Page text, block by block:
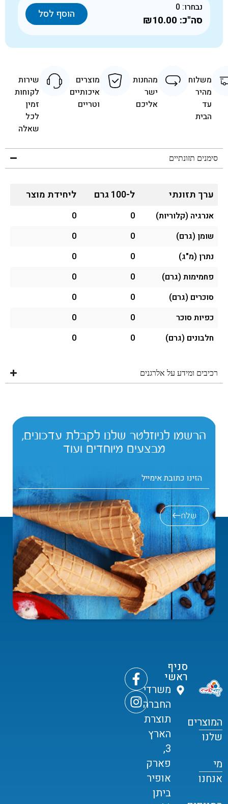
נבחרו: 0
סה"כ: ₪10.00 הוסף לסל
משלוח
מהיר
עד
הבית
מהחנות
ישר
אליכם
מוצרים
איכותיים
וטריים
שירות
לקוחות
זמין
לכל
שאלה
סימנים תזונתיים
ערך תזונתי ל-100 גרם ליחידת מוצר
אנרגיה (קלוריות) 0
0
שומן (גרם)
0
0
נתרן (מ"ג)
0
0
פחמימות (גרם)
0
0
סוכרים (גרם)
0
0
כפיות סוכר
0
0
חלבונים (גרם)
0
0
רכיבים ומידע על אלרגנים
הרשמו לניוזלטר שלנו לקבלת עדכונים,
מבצעים מיוחדים ועוד
שלח
המוצרים
שלנו
מי
אנחנו
סניף
ראשי
משרדי
החברה
תוצרת
הארץ
3,
פארק
אופיר
ביתן